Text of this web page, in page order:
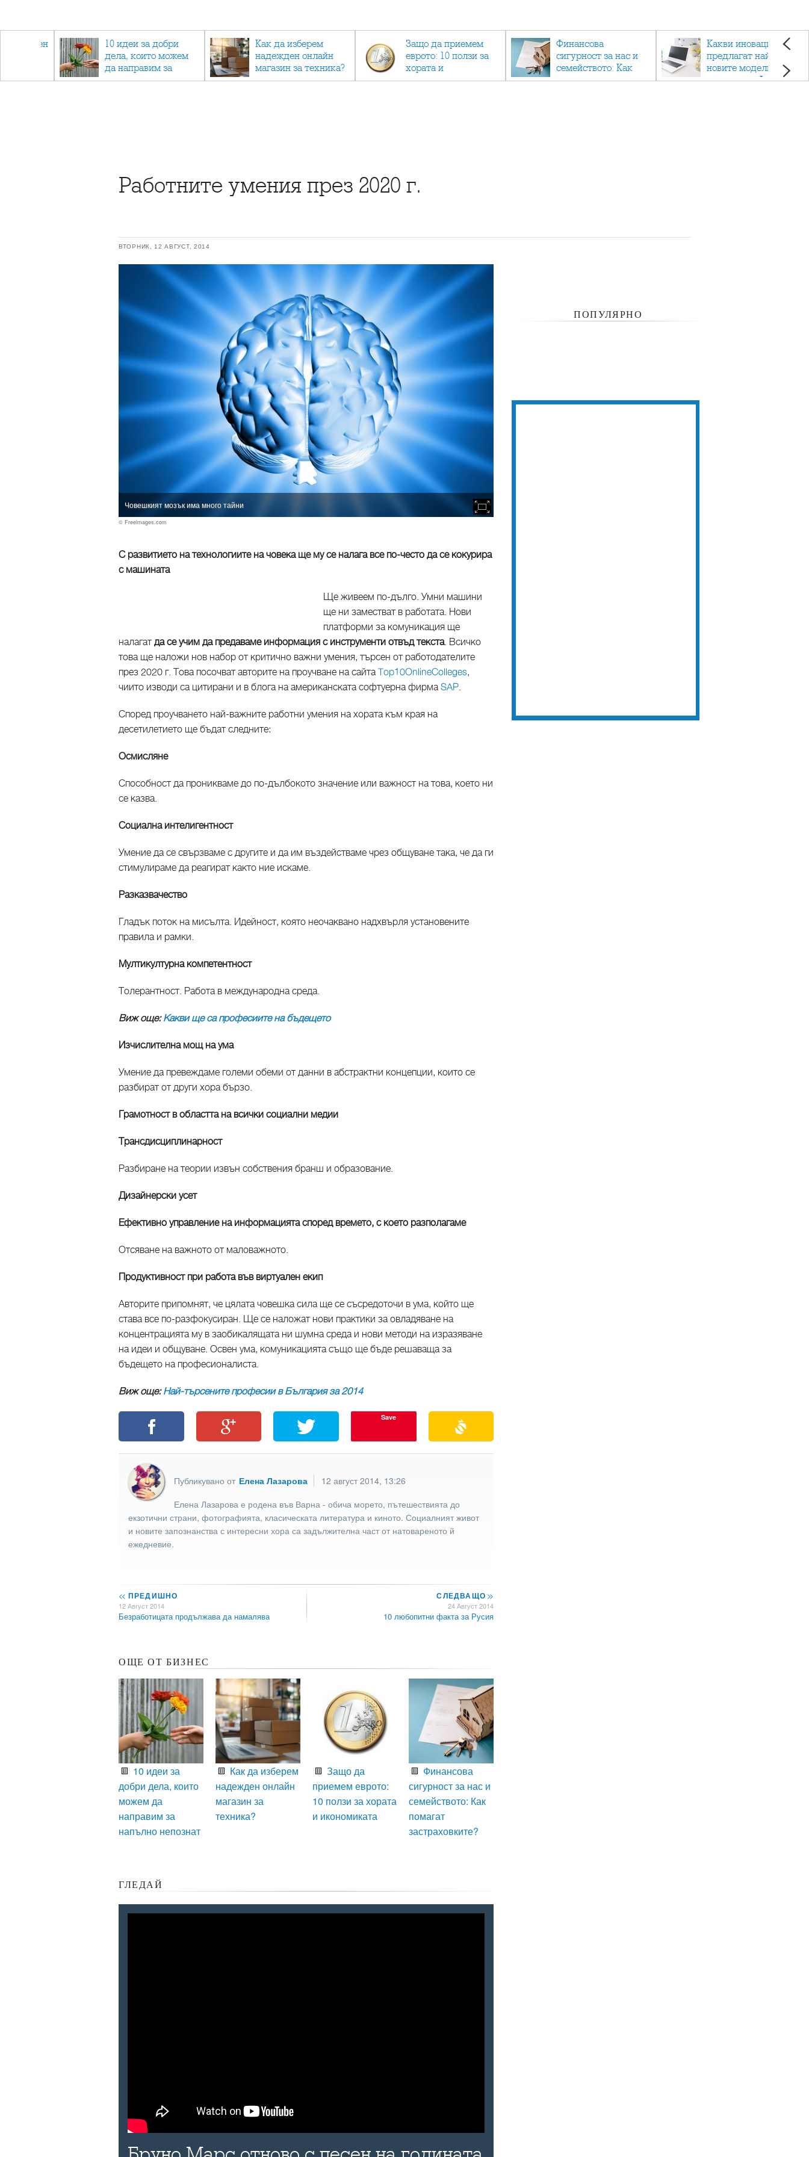
- намален
10 идеи за добри
дела, които можем
да направим за
напълно непознат
Как да изберем
надежден онлайн
магазин за техника?
Защо да приемем
еврото: 10 ползи за
хората и
икономиката
Финансова
сигурност за нас и
семейството: Как
помагат
Какви иновации
предлагат най-
новите модели
лаптопи на Acer?
Работните умения през 2020 г.
ВТОРНИК, 12 АВГУСТ, 2014
Човешкият мозък има много тайни
© Freeimages.com
С развитието на технологиите на човека ще му се налага все по-често да се кокурира
с машината
Ще живеем по-дълго. Умни машини
ще ни заместват в работата. Нови
платформи за комуникация ще
налагатда се учим да предаваме информация с инструменти отвъд текста. Всичко
това ще наложи нов набор от критично важни умения, търсен от работодателите
през 2020 г. Това посочват авторите на проучване на сайтаTop10OnlineColleges,
чиито изводи са цитирани и в блога на американската софтуерна фирмаSAP.
Според проучването най-важните работни умения на хората към края на
десетилетието ще бъдат следните:
Осмисляне
Способност да проникваме до по-дълбокото значение или важност на това, което ни
се казва.
Социална интелигентност
Умение да се свързваме с другите и да им въздействаме чрез общуване така, че да ги
стимулираме да реагират както ние искаме.
Разказвачество
Гладък поток на мисълта. Идейност, която неочаквано надхвърля установените
правила и рамки.
Мултикултурна компетентност
Толерантност. Работа в международна среда.
Виж още:Какви ще са професиите на бъдещето
Изчислителна мощ на ума
Умение да превеждаме големи обеми от данни в абстрактни концепции, които се
разбират от други хора бързо.
Грамотност в областта на всички социални медии
Трансдисциплинарност
Разбиране на теории извън собствения бранш и образование.
Дизайнерски усет
Ефективно управление на информацията според времето, с което разполагаме
Отсяване на важното от маловажното.
Продуктивност при работа във виртуален екип
Авторите припомнят, че цялата човешка сила ще се съсредоточи в ума, който ще
става все по-разфокусиран. Ще се наложат нови практики за овладяване на
концентрацията му в заобикалящата ни шумна среда и нови методи на изразяване
на идеи и общуване. Освен ума, комуникацията също ще бъде решаваща за
бъдещето на професионалиста.
Виж още:Най-търсените професии в България за 2014
Save
Публикувано от Елена Лазарова
12 август 2014, 13:26
Елена Лазарова е родена във Варна - обича морето, пътешествията до
екзотични страни, фотографията, класическата литература и киното. Социалният живот
и новите запознанства с интересни хора са задължителна част от натовареното й
ежедневие.
<< ПРЕДИШНО
12 Август 2014
Безработицата продължава да намалява
СЛЕДВАЩО>>
24 Август 2014
10 любопитни факта за Русия
ОЩЕ ОТ БИЗНЕС
10 идеи за
добри дела, които
можем да
направим за
напълно непознат
Как да изберем
надежден онлайн
магазин за
техника?
Защо да
приемем еврото:
10 ползи за хората
и икономиката
Финансова
сигурност за нас и
семейството: Как
помагат
застраховките?
ГЛЕДАЙ
ПОПУЛЯРНО